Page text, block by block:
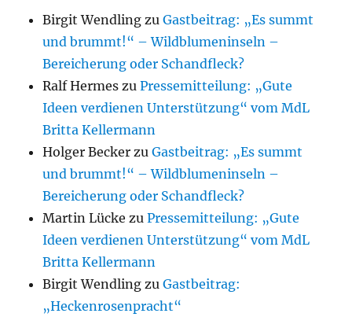
Birgit Wendling zuGastbeitrag: „Es summt
und brummt!“ – Wildblumeninseln –
Bereicherung oder Schandfleck?
Ralf Hermes zuPressemitteilung: „Gute
Ideen verdienen Unterstützung“ vom MdL
Britta Kellermann
Holger Becker zuGastbeitrag: „Es summt
und brummt!“ – Wildblumeninseln –
Bereicherung oder Schandfleck?
Martin Lücke zuPressemitteilung: „Gute
Ideen verdienen Unterstützung“ vom MdL
Britta Kellermann
Birgit Wendling zuGastbeitrag:
„Heckenrosenpracht“